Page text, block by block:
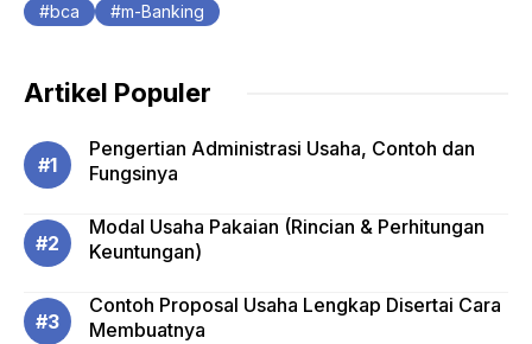
bca m-Banking
Artikel Populer
Pengertian Administrasi Usaha, Contoh dan
Fungsinya
Modal Usaha Pakaian (Rincian & Perhitungan
Keuntungan)
Contoh Proposal Usaha Lengkap Disertai Cara
Membuatnya